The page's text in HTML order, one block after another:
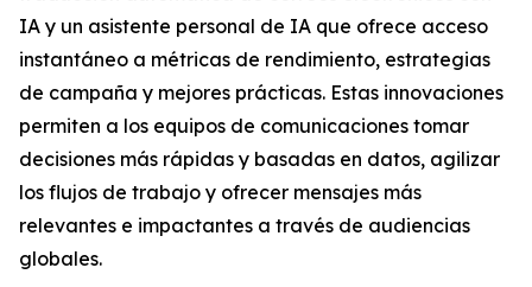
IA y un asistente personal de IA que ofrece acceso
instantáneo a métricas de rendimiento, estrategias
de campaña y mejores prácticas. Estas innovaciones
permiten a los equipos de comunicaciones tomar
decisiones más rápidas y basadas en datos, agilizar
los flujos de trabajo y ofrecer mensajes más
relevantes e impactantes a través de audiencias
globales.